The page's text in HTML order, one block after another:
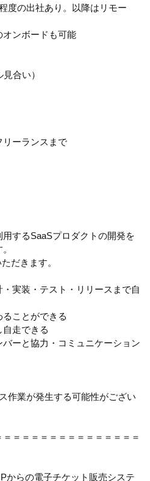
度の出社あり。以降はリモー
ンボードも可能
合い）
ーランスまで
用するSaaSプロダクトの開発を
だきます。
・実装・テスト・リリースまで自
ることができる
自走できる
バーと協力・コミュニケーション
作業が発生する可能性がござい
＝＝＝＝＝＝＝＝＝＝＝＝＝＝
からの電子チケット販売システ